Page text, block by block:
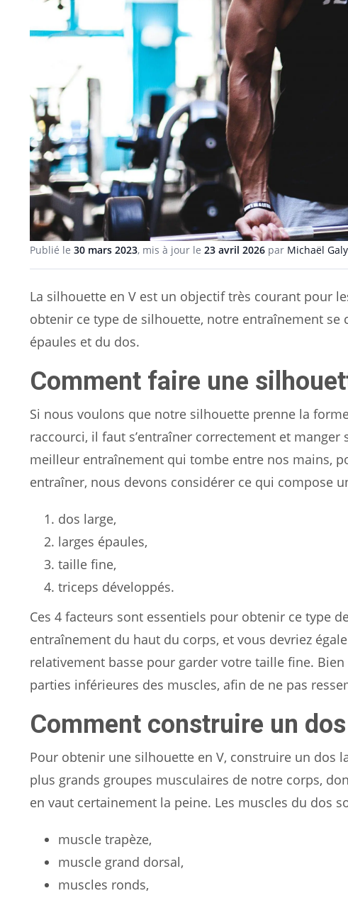
Publié le 30 mars 2023, mis à jour le 23 avril 2026 par Michaël Galy
La silhouette en V est un objectif très courant pour
obtenir ce type de silhouette, notre entraînement se
épaules et du dos.
Comment faire une
Si nous voulons que notre silhouette prenne la
raccourci, il faut s’entraîner correctement et
meilleur entraînement qui tombe entre nos mains,
entraîner, nous devons considérer ce qui compose
dos large,
larges épaules,
taille fine,
triceps développés.
Ces 4 facteurs sont essentiels pour obtenir ce type
entraînement du haut du corps, et vous devriez
relativement basse pour garder votre taille fine.
parties inférieures des muscles, afin de ne pas
Comment construire un dos
Pour obtenir une silhouette en V, construire un dos
plus grands groupes musculaires de notre corps,
en vaut certainement la peine. Les muscles du dos
muscle trapèze,
muscle grand dorsal,
muscles ronds,